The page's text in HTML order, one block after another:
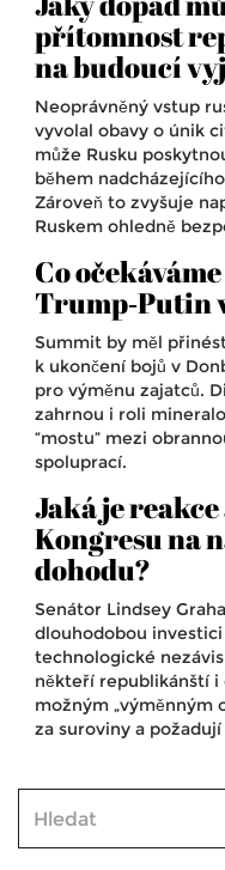
přítomnost
na budoucí
Neoprávněný vstup
vyvolal obavy o únik
může Rusku
během
Zároveň to zvyšuje
Ruskem ohledně
Co
Trump‑Putin
Summit by měl
k ukončení bojů v
pro výměnu zajatců.
zahrnou i roli
“mostu” mezi
spoluprací.
Jaká je
Kongresu na
dohodu?
Senátor Lindsey
dlouhodobou
technologické
někteří republikánští
možným „výměnným
za suroviny a